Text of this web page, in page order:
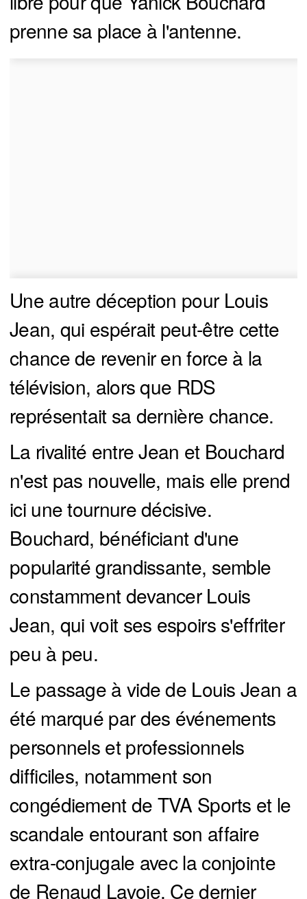
prenne sa place à l'antenne.
Une autre déception pour Louis
Jean, qui espérait peut-être cette
chance de revenir en force à la
télévision, alors que RDS
représentait sa dernière chance.
La rivalité entre Jean et Bouchard
n'est pas nouvelle, mais elle prend
ici une tournure décisive.
Bouchard, bénéficiant d'une
popularité grandissante, semble
constamment devancer Louis
Jean, qui voit ses espoirs s'effriter
peu à peu.
Le passage à vide de Louis Jean a
été marqué par des événements
personnels et professionnels
difficiles, notamment son
congédiement de TVA Sports et le
scandale entourant son affaire
extra-conjugale avec la conjointe
de Renaud Lavoie. Ce dernier